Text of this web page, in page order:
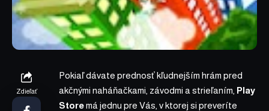
Zdieľať
Pokiaľ dávate prednosť kľudnejším hrám pred
akčnými naháňačkami, závodmi a strieľaním, Play
Storemá jednu pre Vás, v ktorej si preveríte